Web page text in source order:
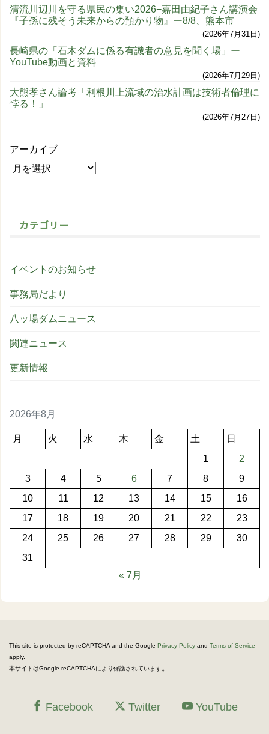
清流川辺川を守る県民の集い2026−嘉田由紀子さん講演会
『子孫に残そう未来からの預かり物』ー8/8、熊本市
2026年7月31日
長崎県の「石木ダムに係る有識者の意見を聞く場」ー
YouTube動画と資料
2026年7月29日
大熊孝さん論考「利根川上流域の治水計画は技術者倫理に
悖る！」
2026年7月27日
アーカイブ
カテゴリー
イベントのお知らせ
事務局だより
八ッ場ダムニュース
関連ニュース
更新情報
2026年8月
月 火 水 木 金 土
日
1
2
3
4 5 6 7 8
9
10
11 12 13 14 15
16
17
18 19 20 21 22
23
24
25 26 27 28 29
30
31
« 7月
This site is protected by reCAPTCHA and the Google Privacy Policy and Terms of Service
apply.
本サイトはGoogle reCAPTCHAにより保護されています。
Facebook Twitter YouTube